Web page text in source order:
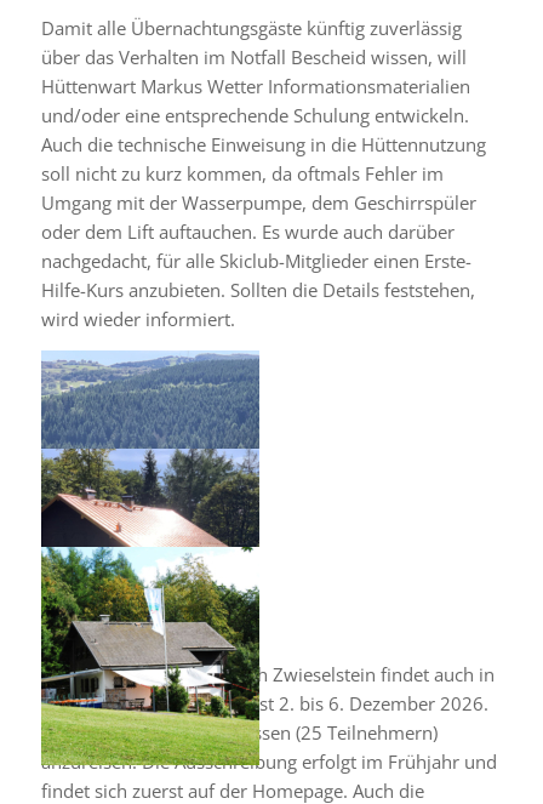
Damit alle Übernachtungsgäste künftig zuverlässig
über das Verhalten im Notfall Bescheid wissen, will
Hüttenwart Markus Wetter Informationsmaterialien
und/oder eine entsprechende Schulung entwickeln.
Auch die technische Einweisung in die Hüttennutzung
soll nicht zu kurz kommen, da oftmals Fehler im
Umgang mit der Wasserpumpe, dem Geschirrspüler
oder dem Lift auftauchen. Es wurde auch darüber
nachgedacht, für alle Skiclub-Mitglieder einen Erste-
Hilfe-Kurs anzubieten. Sollten die Details feststehen,
wird wieder informiert.
Die Gletscher-Skifahrt nach Zwieselstein findet auch in
diesem Jahr statt. Termin ist 2. bis 6. Dezember 2026.
Es ist geplant, mit drei Bussen (25 Teilnehmern)
anzureisen. Die Ausschreibung erfolgt im Frühjahr und
findet sich zuerst auf der Homepage. Auch die